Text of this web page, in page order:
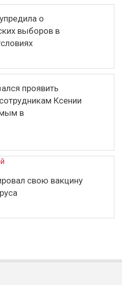
о
выборов в
проявить
Ксении
в
свою вакцину